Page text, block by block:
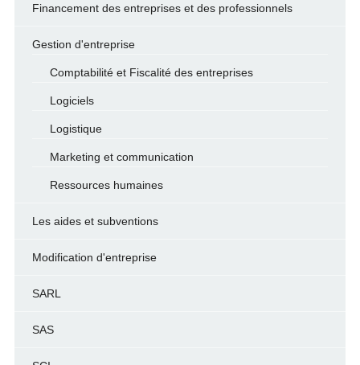
Financement des entreprises et des professionnels
Gestion d'entreprise
Comptabilité et Fiscalité des entreprises
Logiciels
Logistique
Marketing et communication
Ressources humaines
Les aides et subventions
Modification d'entreprise
SARL
SAS